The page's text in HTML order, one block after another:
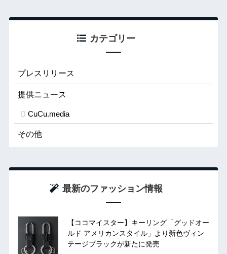
カテゴリー
プレスリリース
提供ニュース
CuCu.media
その他
最新のファッション情報
【ココマイスター】キーリング「グッドオー
ルド アメリカンスタイル」より新色ヴィン
テージブラックが新たに発売